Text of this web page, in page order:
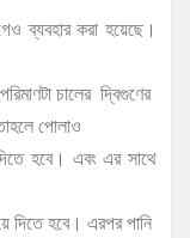
ব্যবহার করা হয়েছে।
চালের দ্বিগুণের
পোলাও
হবে। এবং এর সাথে
দিতে হবে। এরপর পানি